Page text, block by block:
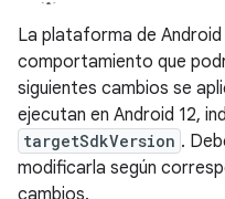
La plataforma de Android
comportamiento que
siguientes cambios se
ejecutan en Android 12,
targetSdkVersion .
modificarla según
cambios.